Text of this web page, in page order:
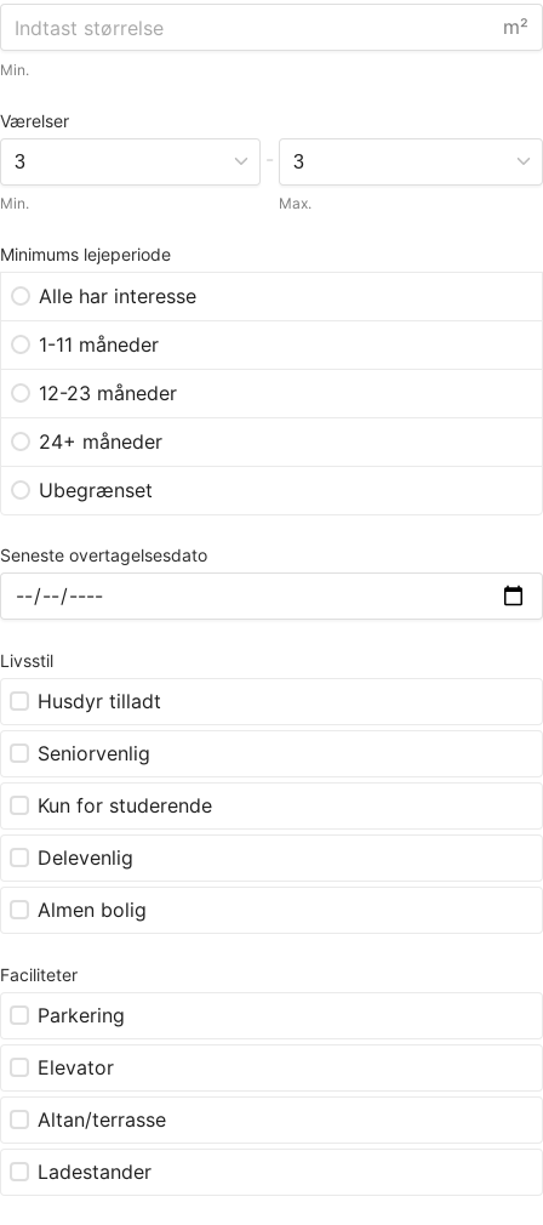
m²
Min.
Værelser
Min.
-
Max.
Minimums lejeperiode
Alle har interesse
1-11 måneder
12-23 måneder
24+ måneder
Ubegrænset
Seneste overtagelsesdato
Livsstil
Husdyr tilladt
Seniorvenlig
Kun for studerende
Delevenlig
Almen bolig
Faciliteter
Parkering
Elevator
Altan/terrasse
Ladestander